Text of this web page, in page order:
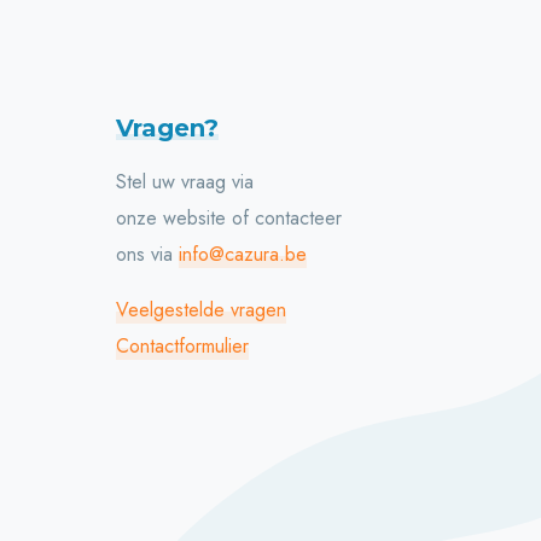
Vragen?
Stel uw vraag via
onze website of contacteer
ons via info@cazura.be
Veelgestelde vragen
Contactformulier